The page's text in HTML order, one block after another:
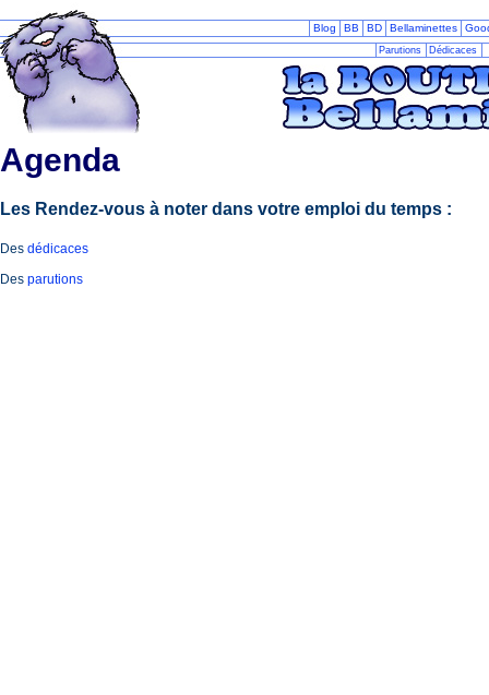
Blog BB BD Bellaminettes
Parutions Dédicaces
Agenda
Les Rendez-vous à noter dans votre emploi du temps :
Des dédicaces
Des parutions